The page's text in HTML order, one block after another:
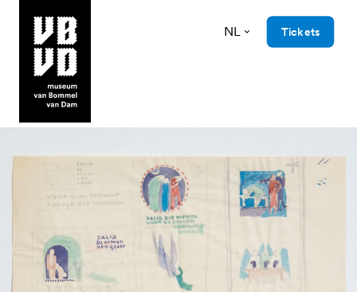
museum van Bommel van Dam
NL Tickets